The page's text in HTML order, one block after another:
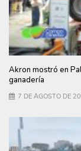
Akron mostró en
ganadería
7 DE AGOSTO DE